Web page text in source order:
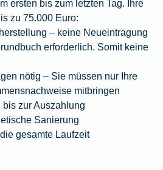
ersten bis zum letzten Tag. Ihre
zu 75.000 Euro:
– keine Neueintragung
erforderlich. Somit keine
nötig – Sie müssen nur Ihre
mitbringen
zur Auszahlung
Sanierung
gesamte Laufzeit